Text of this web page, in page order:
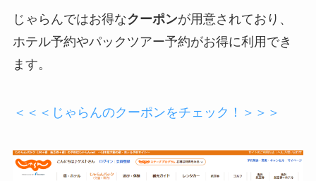
じゃらんではお得なクーポンが用意されており、
ホテル予約やパックツアー予約がお得に利用でき
ます。
＜＜＜じゃらんのクーポンをチェック！＞＞＞